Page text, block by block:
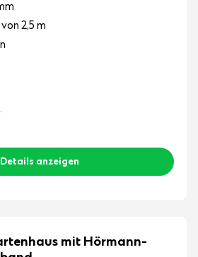
2,5 m
Details anzeigen
mit Hörmann-